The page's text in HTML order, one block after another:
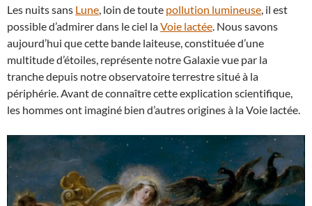
Les nuits sans Lune, loin de toute pollution lumineuse, il est
possible d’admirer dans le ciel laVoie lactée. Nous savons
aujourd’hui que cette bande laiteuse, constituée d’une
multitude d’étoiles, représente notre Galaxie vue par la
tranche depuis notre observatoire terrestre situé à la
périphérie. Avant de connaître cette explication scientifique,
les hommes ont imaginé bien d’autres origines à la Voie lactée.